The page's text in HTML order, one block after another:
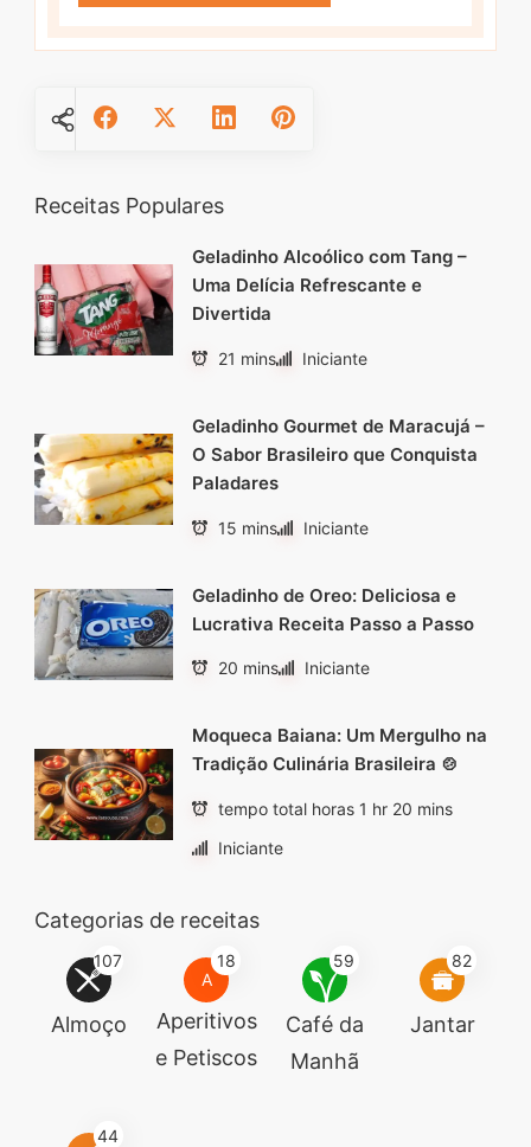
Receitas Populares
Geladinho Alcoólico com Tang –
Uma Delícia Refrescante e
Divertida
21 mins Iniciante
Geladinho Gourmet de Maracujá –
O Sabor Brasileiro que Conquista
Paladares
15 mins Iniciante
Geladinho de Oreo: Deliciosa e
Lucrativa Receita Passo a Passo
20 mins Iniciante
Moqueca Baiana: Um Mergulho na
Tradição Culinária Brasileira 🍲
tempo total horas 1 hr 20 mins
Iniciante
Categorias de receitas
107
Almoço
A
18
Aperitivos
e Petiscos
59
Café da
Manhã
82
Jantar
44